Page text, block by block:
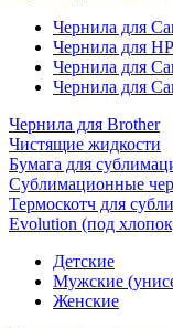
Чернила для
Чернила для
Чернила для
Чернила для
Чернила для Brother
Чистящие жидкости
Бумага для
Сублимационные
Термоскотч для
Evolution (под
Детские
Мужские
Женские